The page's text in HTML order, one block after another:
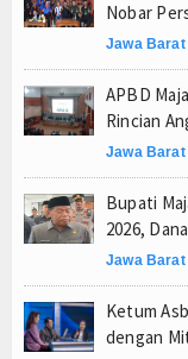
Nobar
Jawa Barat
APBD
Rincian
Jawa Barat
Bupati
2026,
Jawa Barat
Ketum
dengan